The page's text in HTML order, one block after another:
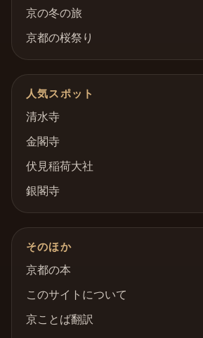
京の冬の旅
京都の桜祭り
人気スポット
清水寺
金閣寺
伏見稲荷大社
銀閣寺
そのほか
京都の本
このサイトについて
京ことば翻訳